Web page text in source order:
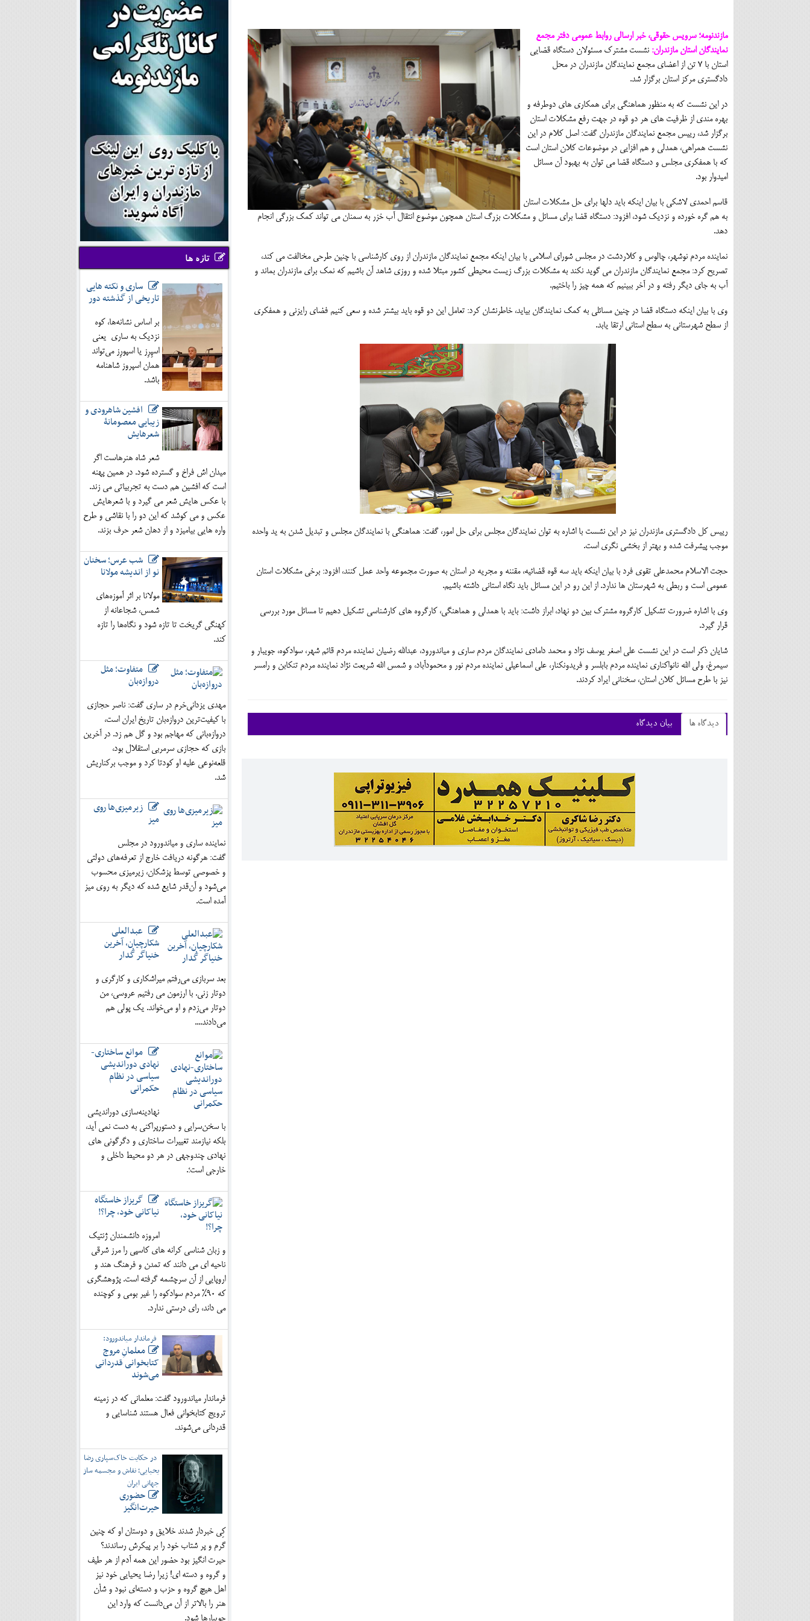
مازندنومه؛ سرویس حقوقی، خبر ارسالی روابط عمومی دفتر مجمع
نمایندگان استان مازندران: نشست مشترک مسئولان دستگاه قضایی
استان با 7 تن از اعضای مجمع نمایندگان مازندران در محل
دادگستری مرکز استان برگزار شد.
در این نشست که به منظور هماهنگی برای همکاری های دوطرفه و
بهره مندی از ظرفیت های هر دو قوه در جهت رفع مشکلات استان
برگزار شد، رییس مجمع نمایندگان مازندران گفت: اصل کلام در این
نشست همراهی، همدلی و هم افزایی در موضوعات کلان استان است
که با همفکری مجلس و دستگاه قضا می توان به بهبود آن مسائل
امیدوار بود.
قاسم احمدی لاشکی با بیان اینکه باید دلها برای حل مشکلات استان
به هم گره خورده و نزدیک شود، افزود: دستگاه قضا برای مسائل و مشکلات بزرگ استان همچون موضوع انتقال آب خزر به سمنان می تواند کمک بزرگی انجام
دهد.
نماینده مردم نوشهر، چالوس و کلاردشت در مجلس شورای اسلامی با بیان اینکه مجمع نمایندگان مازندران از روی کارشناسی با چنین طرحی مخالفت می کند،
تصریح کرد: مجمع نمایندگان مازندران می گوید نکند به مشکلات بزرگ زیست محیطی کشور مبتلا شده و روزی شاهد آن باشیم که نمک برای مازندران بماند و
آب به جای دیگر رفته و در آخر ببینیم که همه چیز را باختیم.
وی با بیان اینکه دستگاه قضا در چنین مسائلی به کمک نمایندگان بیاید، خاطرنشان کرد: تعامل این دو قوه باید بیشتر شده و سعی کنیم فضای رایزنی و همفکری
از سطح شهرستانی به سطح استانی ارتقا یابد.
رییس کل دادگستری مازندران نیز در این نشست با اشاره به توان نمایندگان مجلس برای حل امور، گفت: هماهنگی با نمایندگان مجلس و تبدیل شدن به ید واحده
موجب پیشرفت شده و بهتر از بخشی نگری است.
حجت الاسلام محمدعلی تقوی فرد با بیان اینکه باید سه قوه قضائیه، مقننه و مجریه در استان به صورت مجموعه واحد عمل کنند، افزود: برخی مشکلات استان
عمومی است و ربطی به شهرستان ها ندارد. از این رو در این مسائل باید نگاه استانی داشته باشیم.
وی با اشاره ضرورت تشکیل کارگروه مشترک بین دو نهاد، ابراز داشت: باید با همدلی و هماهنگی، کارگروه های کارشناسی تشکیل دهیم تا مسائل مورد بررسی
قرار گیرد.
شایان ذکر است در این نشست علی اصغر یوسف نژاد و محمد دامادی نمایندگان مردم ساری و میاندورود، عبدالله رضیان نماینده مردم قائم شهر، سوادکوه، جویبار و
سیمرغ، ولی الله نانواکناری نماینده مردم بابلسر و فریدونکنار، علی اسماعیلی نماینده مردم نور و محمودآباد، و شمس الله شریعت نژاد نماینده مردم تنکابن و رامسر
نیز با طرح مسائل کلان استان، سخنانی ایراد کردند.
دیدگاه ها بیان دیدگاه
تازه ها
ساری و نکته هایی
تاریخی از گذشته دور
بر اساس نشانه‌ها، کوه
نزدیک به ساری یعنی
اسپِرِز یا اسپورِز می‌تواند
همان اسپروز شاهنامه
باشد.
افشین شاهرودی و
زیبایی معصومانۀ
شعرهایش
شعر شاه هنرهاست اگر
میدان اش فراخ و گسترده شود. در همین پهنه
است که افشین هم دست به تجربیاتی می زند.
با عکس هایش شعر می گیرد و با شعرهایش
عکس و می کوشد که این دو را با نقاشی و طرح
واره هایی بیامیزد و از دهان شعر حرف بزند.
شب عرس؛ سخنان
نو از اندیشه مولانا
مولانا بر اثر آموزه‌های
شمس، شجاعانه از
کهنگی گریخت تا تازه شود و نگاه‌ها را تازه
کند.
متفاوت؛ مثل
دروازه‌بان
مهدی یزدانی‌خرم در ساری گفت: ناصر حجازی
با کیفیت‌ترین دروازه‌بان تاریخ ایران است،
دروازه‌بانی که مهاجم بود و گل هم زد. در آخرین
بازی که حجازی سرمربی استقلال بود،
قلعه‌نوعی علیه او کودتا کرد و موجب برکناریش
شد.
زیرمیزی‌ها روی
میز
نماینده ساری و میاندورود در مجلس
گفت: هرگونه دریافت خارج از تعرفه‌های دولتی
و خصوصی توسط پزشکان، زیرمیزی محسوب
می‌شود و آن‌قدر شایع شده که دیگر به روی میز
آمده است.
عبدالعلی
شکارچیان، آخرین
خنیاگر گُدار
بعد سربازی می‌رفتم میراشکاری و کارگری و
دوتار زنی. با ارزمون می رفتیم عروسی، من
دوتار می‌زدم و او می‌خواند. یک پولی هم
می‌دادند....
موانع ساختاری-
نهادی دوراندیشی
سیاسی در نظام
حکمرانی
نهادینه‌سازی دوراندیشی
با سخن‌سرایی و دستورپراکنی به دست نمی آید،
بلکه نیازمند تغییرات ساختاری و دگرگونی های
نهادی چندوجهی در هر دو محیط داخلی و
خارجی است؛.
گریزاز خاستگاه
نیاکانی خود، چرا؟!
امروزه دانشمندان ژنتیک
و زبان شناسی کرانه های کاسپی را مرز شرقی
ناحیه ای می دانند که تمدن و فرهنگ هند و
اروپایی از آن سرچشمه گرفته است. پژوهشگری
که 90% مردم سوادکوه را غیر بومی و کوچنده
می داند، رای درستی ندارد.
فرماندار میاندورود:
معلمانِ مروج
کتابخوانی قدردانی
می‌شوند
فرماندار میاندورود گفت: معلمانی که در زمینه
ترویج کتابخوانی فعال هستند شناسایی و
قدردانی می‌شوند.
در حکایت خاک‌سپاری رضا
یحیایی؛ نقاش و مجسمه ساز
جهانی ایران
حضوری
حیرت‌انگیز
کِی خبردار شدند خلایق و دوستان او که چنین
گرم و پر شتاب خود را بر پیکرش رساندند؟
حیرت انگیز بود حضور این همه آدم از هر طیف
و گروه و دسته ای! زیرا رضا یحیایی خود نیز
اهل هیچ گروه و حزب و دسته‌ای نبود و شأن
هنر را بالاتر از آن می‌دانست که وارد این
جویبارها شود.